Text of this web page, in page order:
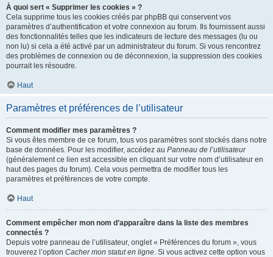
À quoi sert « Supprimer les cookies » ?
Cela supprime tous les cookies créés par phpBB qui conservent vos
paramètres d’authentification et votre connexion au forum. Ils fournissent aussi
des fonctionnalités telles que les indicateurs de lecture des messages (lu ou
non lu) si cela a été activé par un administrateur du forum. Si vous rencontrez
des problèmes de connexion ou de déconnexion, la suppression des cookies
pourrait les résoudre.
Haut
Paramètres et préférences de l’utilisateur
Comment modifier mes paramètres ?
Si vous êtes membre de ce forum, tous vos paramètres sont stockés dans notre
base de données. Pour les modifier, accédez au Panneau de l’utilisateur
(généralement ce lien est accessible en cliquant sur votre nom d’utilisateur en
haut des pages du forum). Cela vous permettra de modifier tous les
paramètres et préférences de votre compte.
Haut
Comment empêcher mon nom d’apparaître dans la liste des membres
connectés ?
Depuis votre panneau de l’utilisateur, onglet « Préférences du forum », vous
trouverez l’option Cacher mon statut en ligne. Si vous activez cette option vous